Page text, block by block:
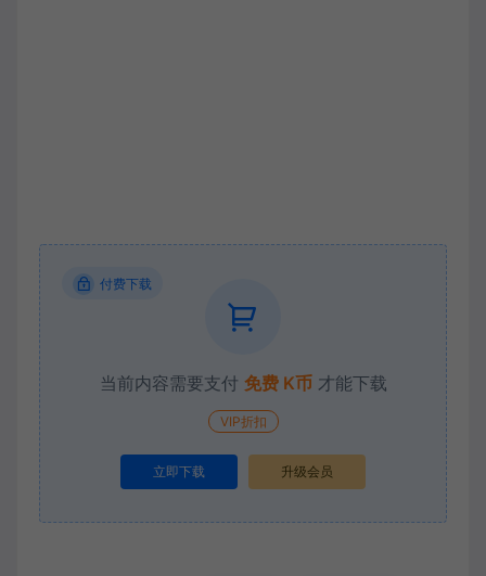
付费下载
当前内容需要支付 免费 K币 才能下载
VIP折扣
立即下载 升级会员